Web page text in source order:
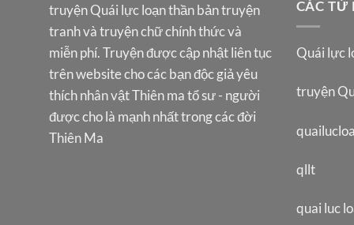
truyện Quái lực loạn thần bản truyện
tranh và truyện chữ chính thức và
miễn phí. Truyện được cập nhật liên tục
trên website cho các bạn độc giả yêu
thích nhân vật Thiên ma tổ sư - người
được cho là mạnh nhất trong các đời
Thiên Ma
CÁC TỪ
Quái lực
truyện
qllt
quai luc